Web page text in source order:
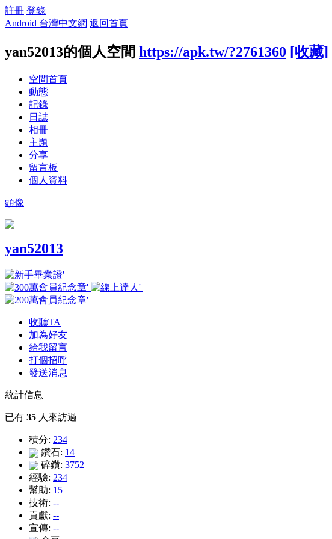
註冊 登錄
Android 台灣中文網 返回首頁
yan52013的個人空間 https://apk.tw/?2761360 [收藏]
空間首頁
動態
記錄
日誌
相冊
主題
分享
留言板
個人資料
頭像
yan52013
收聽TA
加為好友
給我留言
打個招呼
發送消息
統計信息
已有 35 人來訪過
積分: 234
鑽石: 14
碎鑽: 3752
經驗: 234
幫助: 15
技術: --
貢獻: --
宣傳: --